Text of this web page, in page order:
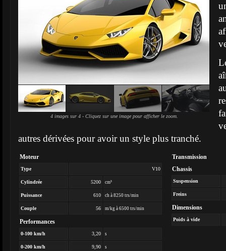
4 images sur 4 - Cliquez sur une image pour afficher le zoom.
autres dérivées pour avoir un style plus tranché.
Moteur
Type V10
Cylindrée 5200 cm³
Puissance 610 ch à 8250 trs/min
Couple 56 m/kg à 6500 trs/min
Performances
0-100 km/h 3,20 s
0-200 km/h 9,90 s
Transmission
Chassis
Suspension
Freins
Dimensions
Poids à vide